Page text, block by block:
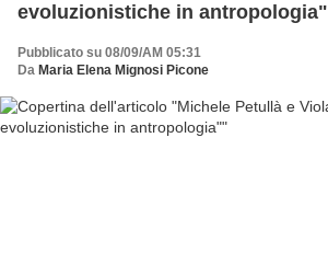
evoluzionistiche in antropologia"
Pubblicato su 08/09/AM 05:31
Da Maria Elena Mignosi Picone